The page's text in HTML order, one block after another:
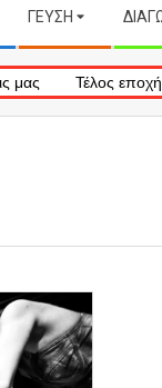
ΓΕΎΣΗ
Τέλος εποχής: Η